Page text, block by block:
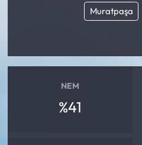
Muratpaşa
NEM
%41